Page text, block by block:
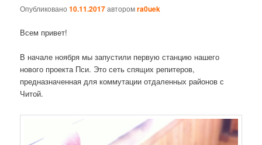
Опубликовано10.11.2017авторомra0uek
Всем привет!
В начале ноября мы запустили первую станцию нашего
нового проекта Пси. Это сеть спящих репитеров,
предназначенная для коммутации отдаленных районов с
Читой.